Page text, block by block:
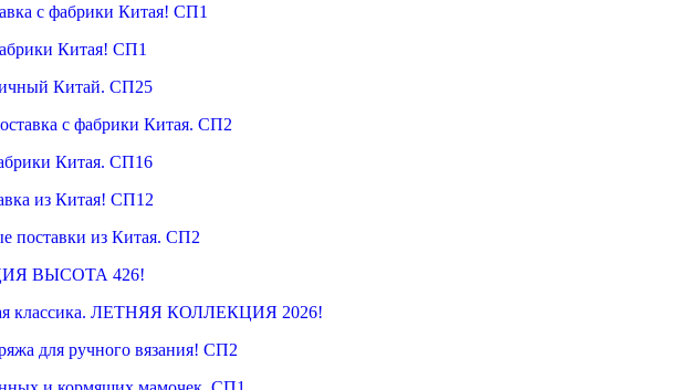
с фабрики Китая! СП1
Китая! СП1
Китай. СП25
с фабрики Китая. СП2
Китая. СП16
из Китая! СП12
поставки из Китая. СП2
ВЫСОТА 426!
классика. ЛЕТНЯЯ КОЛЛЕКЦИЯ 2026!
для ручного вязания! СП2